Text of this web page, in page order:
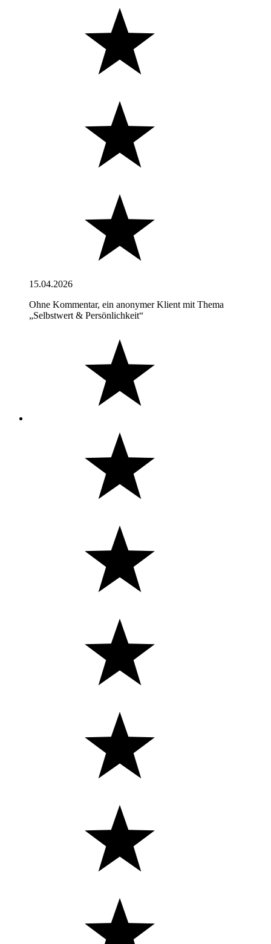
15.04.2026
Ohne Kommentar, ein anonymer Klient mit Thema
„Selbstwert & Persönlichkeit“